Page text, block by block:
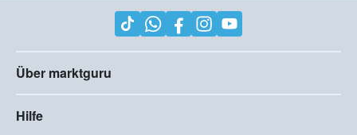
Über marktguru
Hilfe